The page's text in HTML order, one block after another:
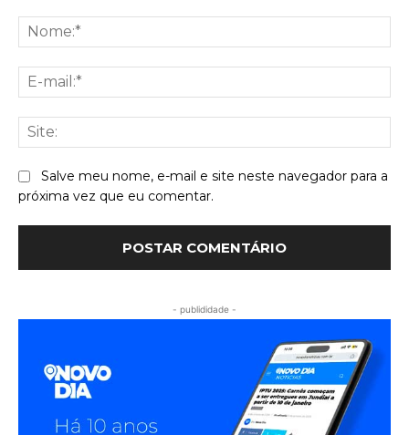
Salve meu nome, e-mail e site neste navegador para a
próxima vez que eu comentar.
- publididade -